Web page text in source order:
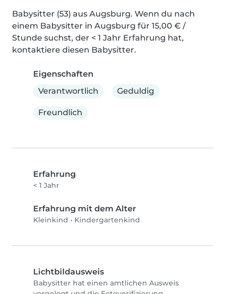
Babysitter (53) aus Augsburg. Wenn du nach
einem Babysitter in Augsburg für 15,00 € /
Stunde suchst, der < 1 Jahr Erfahrung hat,
kontaktiere diesen Babysitter.
Eigenschaften
Verantwortlich
Geduldig
Freundlich
Erfahrung
< 1 Jahr
Erfahrung mit dem Alter
Kleinkind • Kindergartenkind
Lichtbildausweis
Babysitter hat einen amtlichen Ausweis